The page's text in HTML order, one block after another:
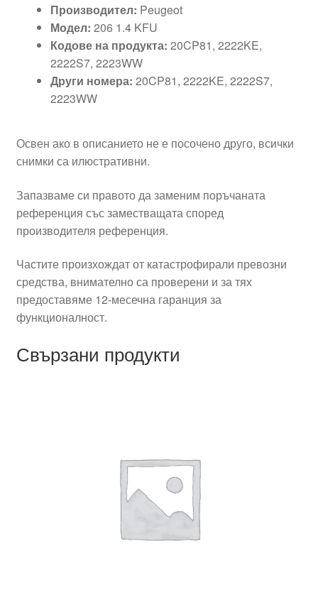
Производител: Peugeot
Модел: 206 1.4 KFU
Кодове на продукта: 20CP81, 2222KE,
2222S7, 2223WW
Други номера: 20CP81, 2222KE, 2222S7,
2223WW
Освен ако в описанието не е посочено друго, всички
снимки са илюстративни.
Запазваме си правото да заменим поръчаната
референция със заместващата според
производителя референция.
Частите произхождат от катастрофирали превозни
средства, внимателно са проверени и за тях
предоставяме 12-месечна гаранция за
функционалност.
Свързани продукти